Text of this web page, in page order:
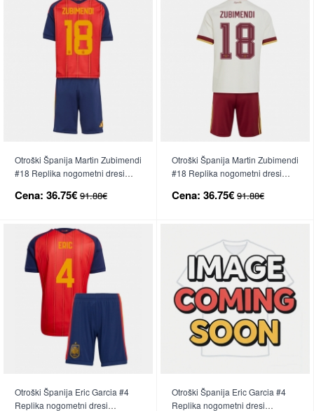
Otroški Španija Martin Zubimendi
#18 Replika nogometni dresi
Rokav (+ hlače)
Cena: 36.75€ 91.88€
Otroški Španija Martin Zubimendi
#18 Replika nogometni dresi
Kratek Rokav (+ hlače)
Cena: 36.75€ 91.88€
Otroški Španija Eric Garcia #4
Replika nogometni dresi
Otroški Španija Eric Garcia #4
Replika nogometni dresi